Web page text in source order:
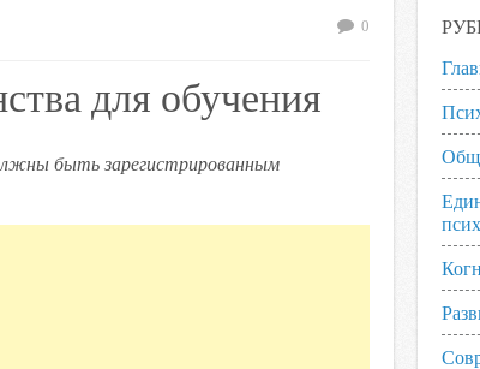
0
для обучения
быть зарегистрированным